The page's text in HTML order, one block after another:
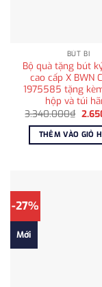
BÚT BI
Bộ quà tặng bút
cao cấp X BWN
1975585 tặng
hộp và túi
3.340.000₫ Giá
là:
THÊM VÀO GIỎ
-27%
Mới